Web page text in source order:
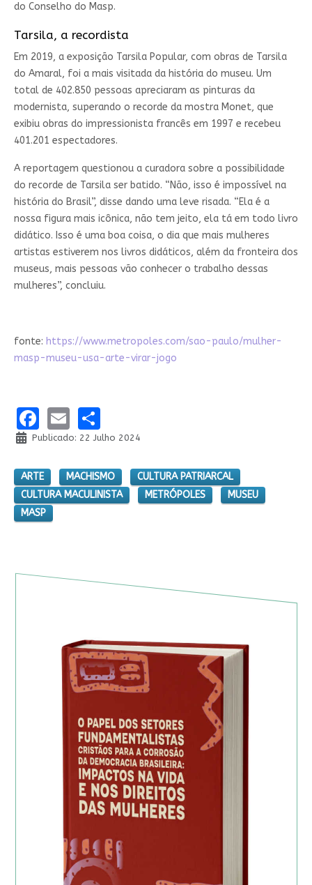
do Conselho do Masp.
Tarsila, a recordista
Em 2019, a exposição Tarsila Popular, com obras de Tarsila
do Amaral, foi a mais visitada da história do museu. Um
total de 402.850 pessoas apreciaram as pinturas da
modernista, superando o recorde da mostra Monet, que
exibiu obras do impressionista francês em 1997 e recebeu
401.201 espectadores.
A reportagem questionou a curadora sobre a possibilidade
do recorde de Tarsila ser batido. “Não, isso é impossível na
história do Brasil”, disse dando uma leve risada. “Ela é a
nossa figura mais icônica, não tem jeito, ela tá em todo livro
didático. Isso é uma boa coisa, o dia que mais mulheres
artistas estiverem nos livros didáticos, além da fronteira dos
museus, mais pessoas vão conhecer o trabalho dessas
mulheres”, concluiu.
fonte: https://www.metropoles.com/sao-paulo/mulher-
masp-museu-usa-arte-virar-jogo
Facebook
EmailShare
Publicado: 22 Julho 2024
ARTE MACHISMO
CULTURA PATRIARCAL
CULTURA MACULINISTA
METRÓPOLES
MUSEU
MASP